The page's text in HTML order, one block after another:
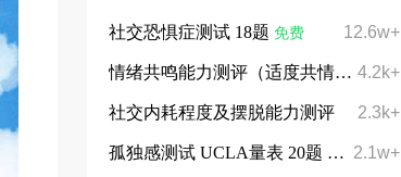
12.6w+
社交恐惧症测试 18题免费
4.2k+
情绪共鸣能力测评（适度共情、守住边界）
2.3k+
社交内耗程度及摆脱能力测评
2.1w+
孤独感测试 UCLA量表 20题 免费